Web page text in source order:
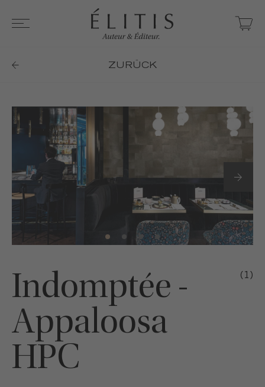
ZURÜCK
Indomptée -
Appaloosa
HPC
(1)